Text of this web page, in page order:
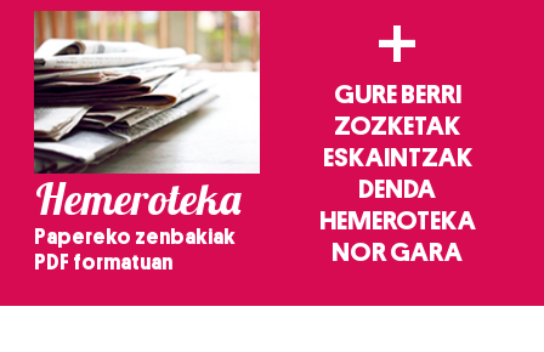
Hemeroteka
Papereko zenbakiak
PDF formatuan
+
GURE BERRI
ZOZKETAK
ESKAINTZAK
DENDA
HEMEROTEKA
NOR GARA